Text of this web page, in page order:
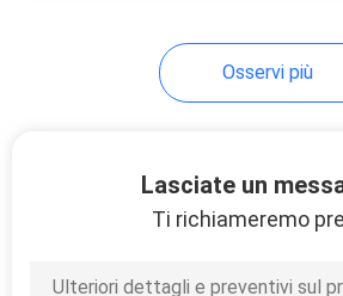
Osservi più
Lasciate un
Ti richiameremo